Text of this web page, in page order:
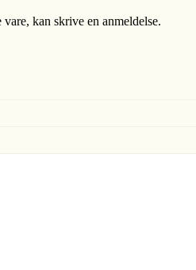
kan skrive en anmeldelse.